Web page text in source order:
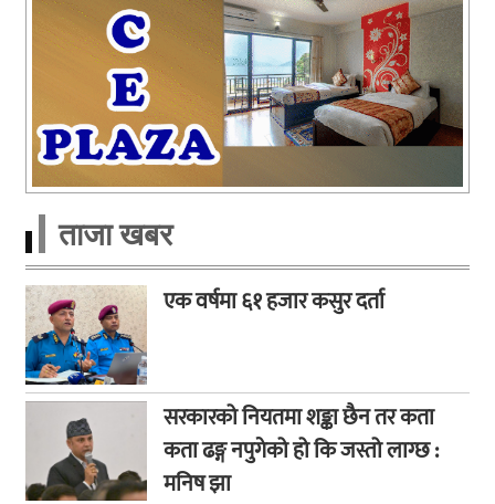
ताजा खबर
एक वर्षमा ६१ हजार कसुर दर्ता
सरकारको नियतमा शङ्का छैन तर कता
कता ढङ्ग नपुगेको हो कि जस्तो लाग्छ :
मनिष झा